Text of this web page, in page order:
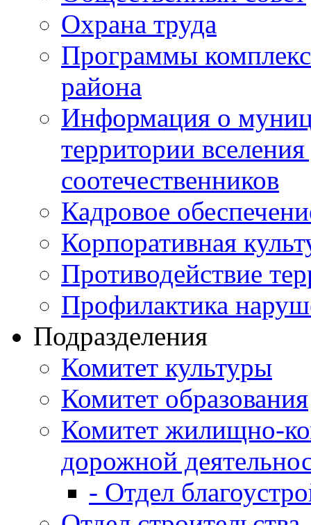
Охрана труда
Программы
района
Информация о
территории
соотечественников
Кадровое
Корпоративная
Противодействие
Профилактика
Подразделения
Комитет культуры
Комитет образования
Комитет жилищно-
дорожной
- Отдел